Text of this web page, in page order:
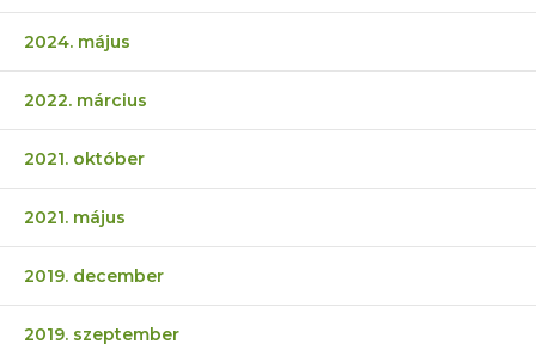
2024. május
2022. március
2021. október
2021. május
2019. december
2019. szeptember